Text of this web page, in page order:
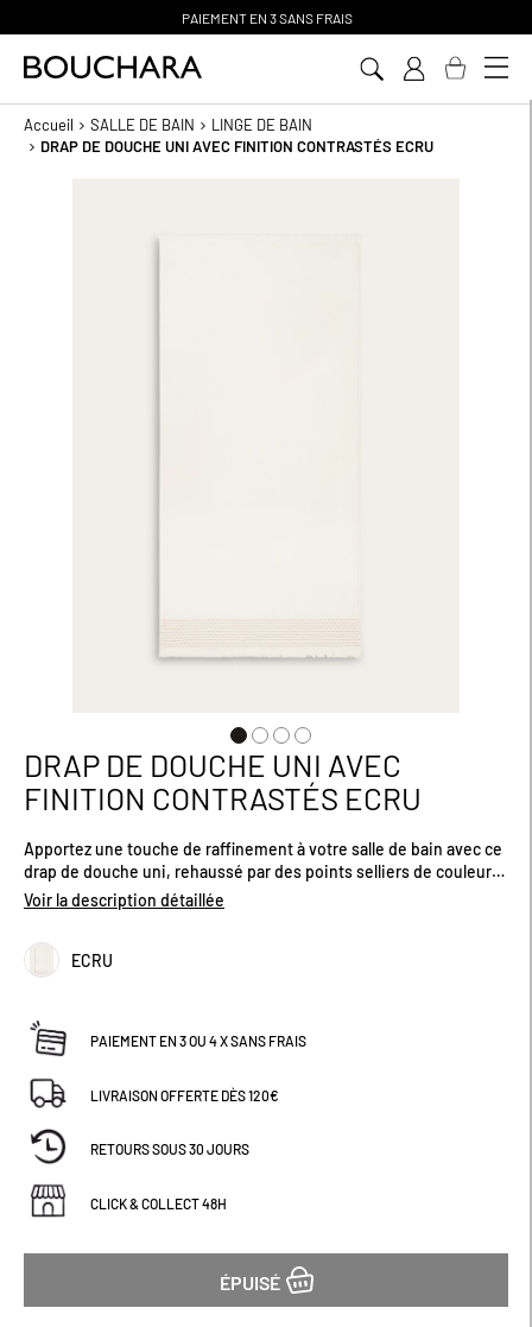
PAIEMENT EN 3 SANS FRAIS
Accueil SALLE DE BAIN
LINGE DE BAIN
DRAP DE DOUCHE UNI AVEC FINITION CONTRASTÉS ECRU
Passer
au
début
la
Galerie
d’images
DRAP DE DOUCHE UNI AVEC
FINITION CONTRASTÉS ECRU
Apportez une touche de raffinement à votre salle de bain avec ce
drap de douche uni, rehaussé par des points selliers de couleur
contrastée sur le bas. Son coton doux et absorbant vous garantit
une expérience de bain agréable tout en apportant une note
d'élégance subtile. Complétez votre ensemble avec la gamme de
linge de bain assortie disponible. Produit certifié Oeko-Tex.
Dimensions (cm) : 70 x 140.
Voir la description détaillée
ECRU
PAIEMENT EN 3 OU 4 X SANS FRAIS
LIVRAISON OFFERTE DÈS 120€
RETOURS SOUS 30 JOURS
CLICK & COLLECT 48H
ÉPUISÉ